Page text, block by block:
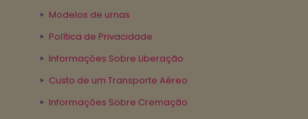
Modelos de urnas
Política de Privacidade
Informações Sobre Liberação
Custo de um Transporte Aéreo
Informações Sobre Cremação